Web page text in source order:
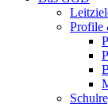
Profile